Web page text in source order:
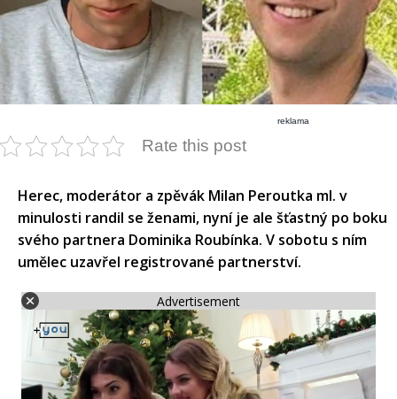
reklama
Rate this post
Herec, moderátor a zpěvák Milan Peroutka ml. v
minulosti randil se ženami, nyní je ale šťastný po boku
svého partnera Dominika Roubínka. V sobotu s ním
umělec uzavřel registrované partnerství.
Advertisement